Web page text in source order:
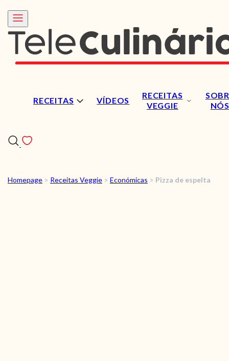
RECEITAS VÍDEOS
RECEITAS
VEGGIE
NÓS
RECEITAS
Homepage > Receitas Veggie > Económicas > Pizza de espelta